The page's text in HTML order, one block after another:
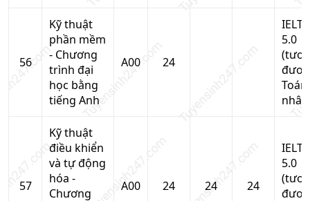
56
Kỹ thuật
phần mềm
- Chương
trình đại
học bằng
tiếng Anh
A00 24
5.0
Toán
57
Kỹ thuật
điều khiển
và tự động
hóa -
Chương
A00 24 24 24
5.0